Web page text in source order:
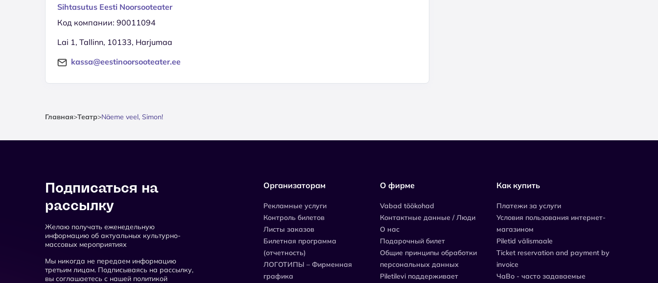
Sihtasutus Eesti Noorsooteater
Код компании: 90011094
Lai 1, Tallinn, 10133, Harjumaa
kassa@eestinoorsooteater.ee
Главная>Театр>Näeme veel, Simon!
Подписаться на
рассылку
Желаю получать еженедельную
информацию об актуальных культурно-
массовых мероприятиях
Мы никогда не передаем информацию
третьим лицам. Подписываясь на рассылку,
вы соглашаетесь с нашей политикой
Организаторам
Рекламные услуги
Контроль билетов
Листы заказов
Билетная программа
(отчетность)
ЛОГОТИПЫ – Фирменная
графика
О фирме
Vabad töökohad
Контактные данные / Люди
О нас
Подарочный билет
Общие принципы обработки
персональных данных
Piletilevi поддерживает
Как купить
Платежи за услуги
Условия пользования интернет-
магазином
Piletid välismaale
Ticket reservation and payment by
invoice
ЧаВо - часто задаваемые